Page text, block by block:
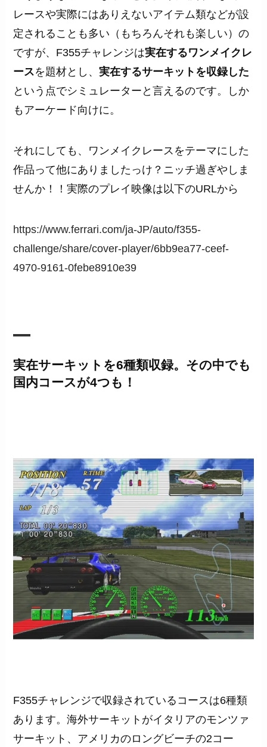
レースや実際にはありえないアイテム類などが設
定されることも多い（もちろんそれも楽しい）の
ですが、F355チャレンジは実在するワンメイクレ
ースを題材とし、実在するサーキットを収録した
という点でシミュレーターと言えるのです。しか
もアーケード向けに。
それにしても、ワンメイクレースをテーマにした
作品って他にありましたっけ？ニッチ過ぎやしま
せんか！！実際のプレイ映像は以下のURLから
https://www.ferrari.com/ja-JP/auto/f355-
challenge/share/cover-player/6bb9ea77-ceef-
4970-9161-0febe8910e39
実在サーキットを6種類収録。その中でも
国内コースが4つも！
F355チャレンジで収録されているコースは6種類
あります。海外サーキットがイタリアのモンツァ
サーキット、アメリカのロングビーチの2コー